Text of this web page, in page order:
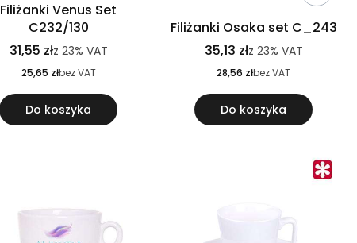
Filiżanki Venus Set
C232/130
31,55 złz 23% VAT
25,65 złbez VAT
Do koszyka
Filiżanki Osaka set C_243
35,13 złz 23% VAT
28,56 złbez VAT
Do koszyka